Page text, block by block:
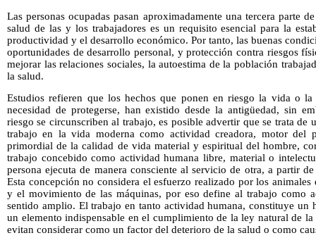
Las personas ocupadas pasan aproximadamente una tercera parte
salud de las y los trabajadores es un requisito esencial para la
productividad y el desarrollo económico. Por tanto, las buenas
oportunidades de desarrollo personal, y protección contra riesgos
mejorar las relaciones sociales, la autoestima de la población
la salud.
Estudios refieren que los hechos que ponen en riesgo la vida o
necesidad de protegerse, han existido desde la antigüedad, sin
riesgo se circunscriben al trabajo, es posible advertir que se trata de
trabajo en la vida moderna como actividad creadora, motor del
primordial de la calidad de vida material y espiritual del hombre,
trabajo concebido como actividad humana libre, material o
persona ejecuta de manera consciente al servicio de otra, a partir
Esta concepción no considera el esfuerzo realizado por los
y el movimiento de las máquinas, por eso define al trabajo como
sentido amplio. El trabajo en tanto actividad humana, constituye un
un elemento indispensable en el cumplimiento de la ley natural de
evitan considerar como un factor del deterioro de la salud o como